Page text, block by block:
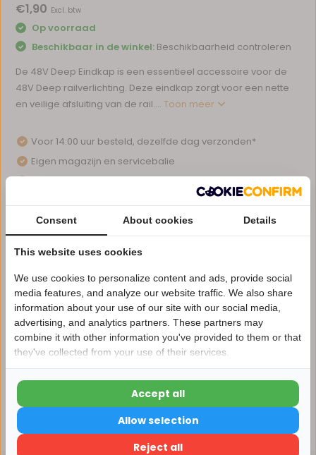
€1,90 Excl. btw
Op voorraad
Beschikbaar in de winkel: Beschikbaarheid controleren
De 48V Deep Eindkap is een essentieel accessoire voor de
48V Deep railverlichting. Deze eindkap zorgt voor een nette
en veilige afsluiting van de rail....Toon meer
Voor 14:00 uur besteld, dezelfde dag verzonden*
Eigen magazijn en servicebalie
1 tot 10 jaar garantie op verlichting
Afhalen in ons magazijn direct mogelijk
Productomschrijving
Specificaties
Reviews
Nu 15% korting
15korting
15% korting
Verder winkelen
Consent About cookies Details
This website uses cookies
We use cookies to personalize content and ads, provide social
media features, and analyze our website traffic. We also share
information about your use of our site with our social media,
advertising, and analytics partners. These partners may
combine it with other information you've provided to them or that
they've collected from your use of their services.
Reject all
Allow selection
Accept all